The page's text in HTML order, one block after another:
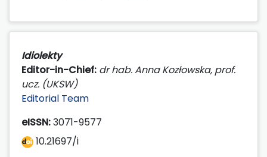
Idiolekty
Editor-in-Chief: dr hab. Anna Kozłowska, prof.
ucz. (UKSW)
Editorial Team
eISSN:3071-9577
10.21697/i